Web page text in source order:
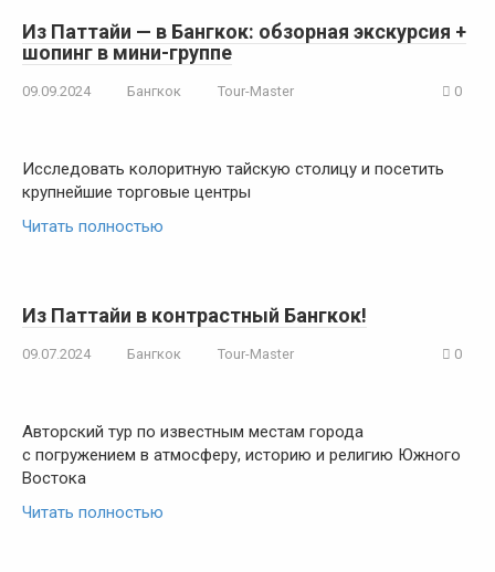
Из Паттайи — в Бангкок: обзорная экскурсия +
шопинг в мини-группе
09.09.2024 Бангкок Tour-Master 0
Исследовать колоритную тайскую столицу и посетить
крупнейшие торговые центры
Читать полностью
Из Паттайи в контрастный Бангкок!
09.07.2024 Бангкок Tour-Master 0
Авторский тур по известным местам города
с погружением в атмосферу, историю и религию Южного
Востока
Читать полностью